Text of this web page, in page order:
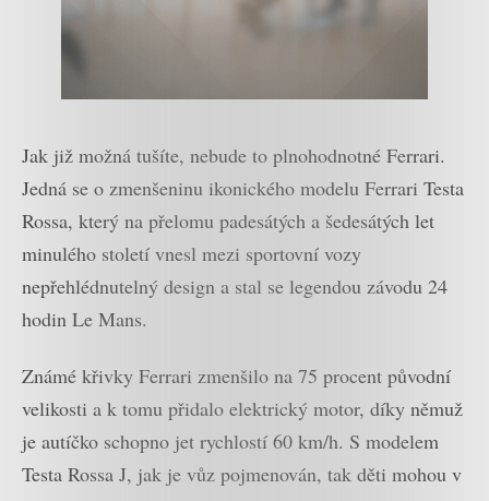
Jak již možná tušíte, nebude to plnohodnotné Ferrari.
Jedná se o zmenšeninu ikonického modelu Ferrari Testa
Rossa, který na přelomu padesátých a šedesátých let
minulého století vnesl mezi sportovní vozy
nepřehlédnutelný design a stal se legendou závodu 24
hodin Le Mans.
Známé křivky Ferrari zmenšilo na 75 procent původní
velikosti a k tomu přidalo elektrický motor, díky němuž
je autíčko schopno jet rychlostí 60 km/h. S modelem
Testa Rossa J, jak je vůz pojmenován, tak děti mohou v